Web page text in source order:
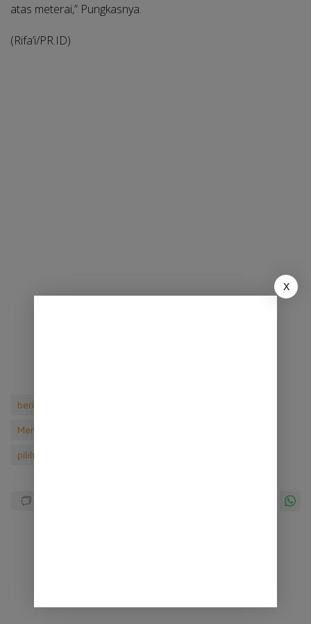
atas meterai,” Pungkasnya.
(Rifa’i/PR.ID)
berita terbaru
Menteri Agama Tidak Mampu Untuk Mengatasinya
pilihanrakyat
X